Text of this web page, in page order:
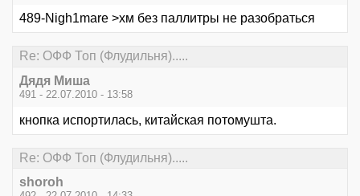
489-Nigh1mare >хм без паллитры не разобраться
Re: ОФФ Топ (Флудильня).....
Дядя Миша
491 - 22.07.2010 - 13:58
кнопка испортилась, китайская потомушта.
Re: ОФФ Топ (Флудильня).....
shoroh